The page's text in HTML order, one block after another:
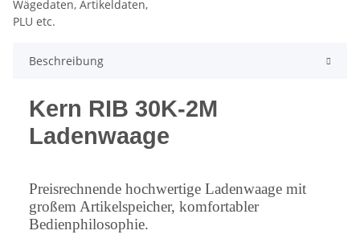
Beschreibung
Kern RIB 30K-2M
Ladenwaage
Preisrechnende hochwertige Ladenwaage mit
großem Artikelspeicher, komfortabler
Bedienphilosophie.